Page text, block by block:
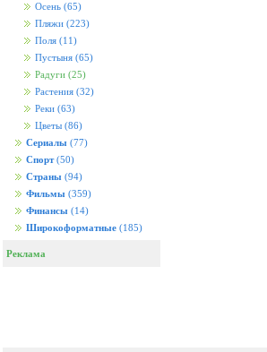
Осень (65)
Пляжи (223)
Поля (11)
Пустыня (65)
Радуги (25)
Растения (32)
Реки (63)
Цветы (86)
Сериалы (77)
Спорт (50)
Страны (94)
Фильмы (359)
Финансы (14)
Широкоформатные (185)
Реклама